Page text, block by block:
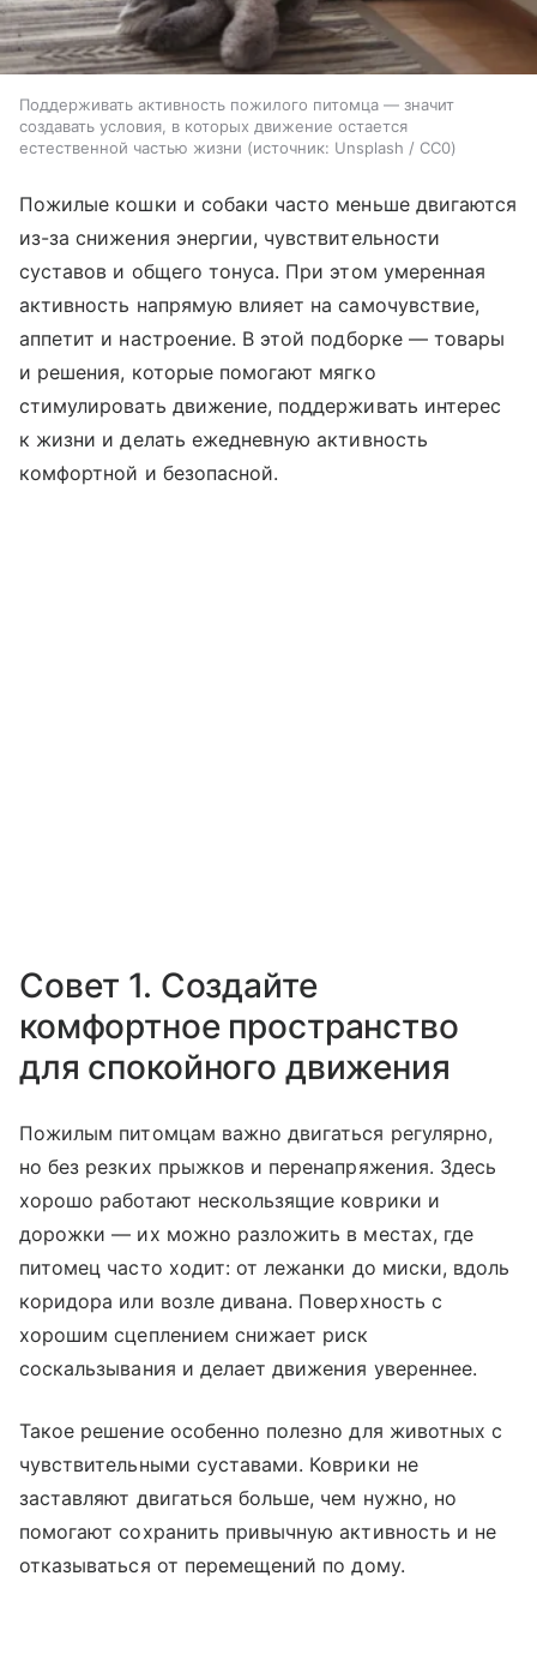
Поддерживать активность пожилого питомца — значит
создавать условия, в которых движение остается
естественной частью жизни
источник: Unsplash / CC0
Пожилые кошки и собаки часто меньше двигаются
из-за снижения энергии, чувствительности
суставов и общего тонуса. При этом умеренная
активность напрямую влияет на самочувствие,
аппетит и настроение. В этой подборке — товары
и решения, которые помогают мягко
стимулировать движение, поддерживать интерес
к жизни и делать ежедневную активность
комфортной и безопасной.
Совет 1. Создайте
комфортное пространство
для спокойного движения
Пожилым питомцам важно двигаться регулярно,
но без резких прыжков и перенапряжения. Здесь
хорошо работают нескользящие коврики и
дорожки — их можно разложить в местах, где
питомец часто ходит: от лежанки до миски, вдоль
коридора или возле дивана. Поверхность с
хорошим сцеплением снижает риск
соскальзывания и делает движения увереннее.
Такое решение особенно полезно для животных с
чувствительными суставами. Коврики не
заставляют двигаться больше, чем нужно, но
помогают сохранить привычную активность и не
отказываться от перемещений по дому.